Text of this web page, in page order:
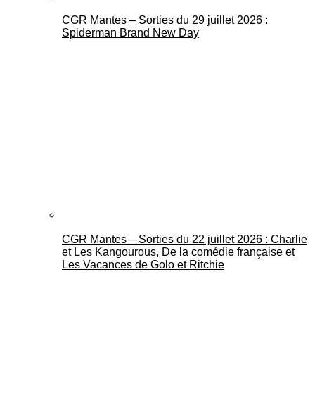
CGR Mantes – Sorties du 29 juillet 2026 :
Spiderman Brand New Day
CGR Mantes – Sorties du 22 juillet 2026 : Charlie
et Les Kangourous, De la comédie française et
Les Vacances de Golo et Ritchie